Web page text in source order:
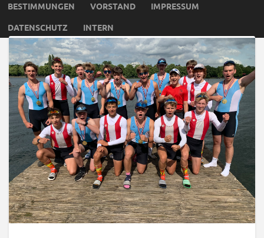
BESTIMMUNGEN
VORSTAND
IMPRESSUM
DATENSCHUTZ
INTERN